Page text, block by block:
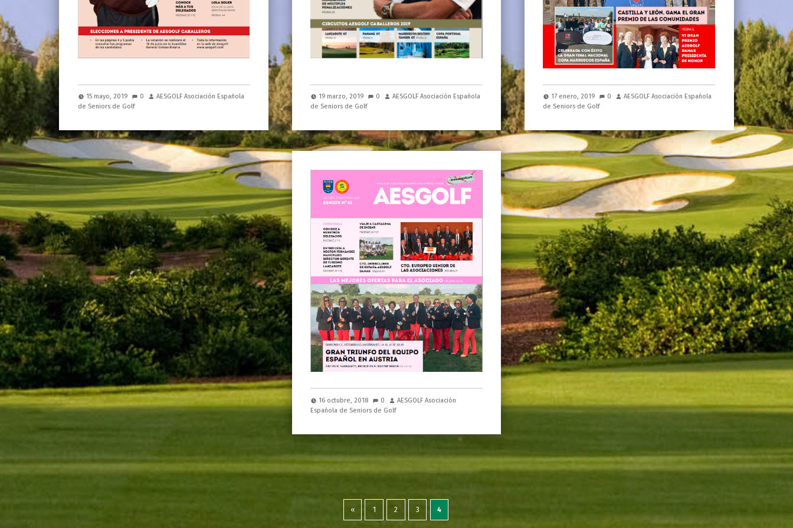
15 mayo, 2019 0
AESGOLF Asociación Española
de Seniors de Golf
19 marzo, 2019 0
AESGOLF Asociación Española
de Seniors de Golf
17 enero, 2019 0
AESGOLF Asociación Española
de Seniors de Golf
16 octubre, 2018 0
AESGOLF Asociación
Española de Seniors de Golf
« 1 2 3 4